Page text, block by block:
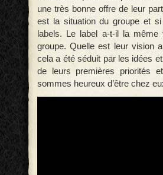
une très bonne offre de leur
est la situation du groupe et
labels. Le label a-t-il la
groupe. Quelle est leur vision
cela a été séduit par les idées
de leurs premières priorités
sommes heureux d’être chez